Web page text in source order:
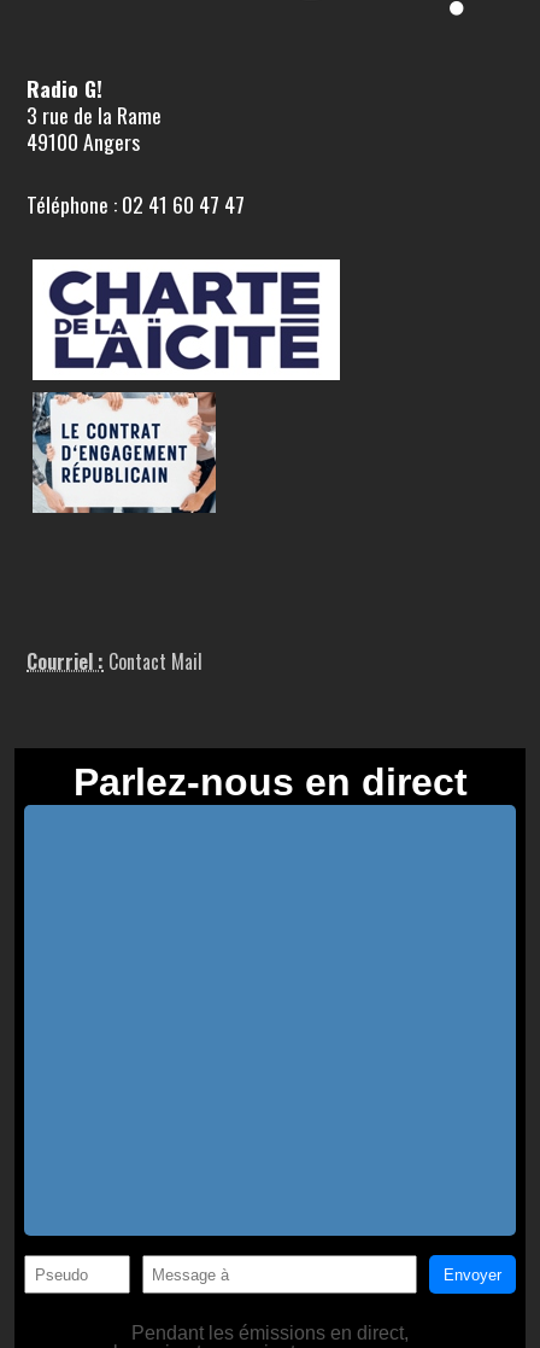
Radio G!
3 rue de la Rame
49100 Angers
Téléphone : 02 41 60 47 47
Courriel : Contact Mail